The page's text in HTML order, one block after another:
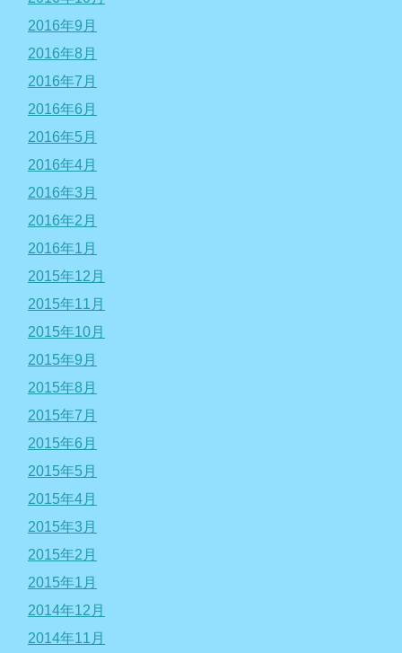
2016年9月
2016年8月
2016年7月
2016年6月
2016年5月
2016年4月
2016年3月
2016年2月
2016年1月
2015年12月
2015年11月
2015年10月
2015年9月
2015年8月
2015年7月
2015年6月
2015年5月
2015年4月
2015年3月
2015年2月
2015年1月
2014年12月
2014年11月